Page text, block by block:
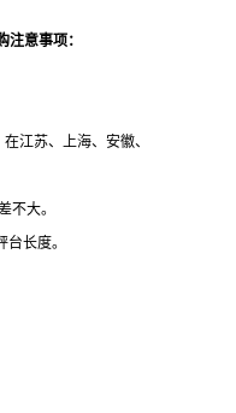
注意事项：
江苏、上海、安徽、
不大。
长度。